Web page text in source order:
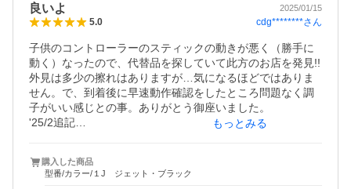
良いよ 2025/01/15
5.0 cdg********さん
子供のコントローラーのスティックの動きが悪く（勝手に
動く）なったので、代替品を探していて此方のお店を発見!!
外見は多少の擦れはありますが…気になるほどではありま
せん。で、到着後に早速動作確認をしたところ問題なく調
子がいい感じとの事。ありがとう御座いました。
'25/2追記
れ、再度古いコントローラーと比較したらやはり古いコン
トローラーでは購入したコントローラーの不具合は出ない
もっとみる
購入した商品
型番/カラー/１J ジェット・ブラック